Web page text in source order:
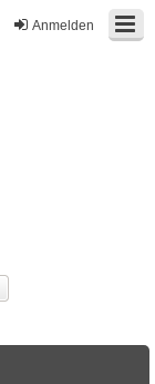
Anmelden